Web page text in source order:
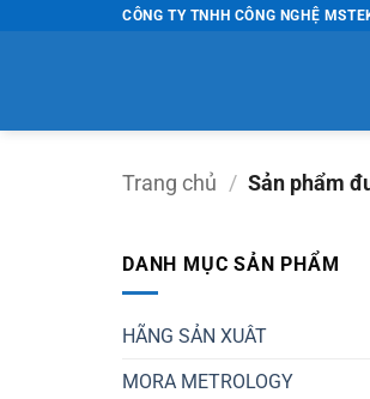
CÔNG TY TNHH CÔNG NGHỆ
Trang chủ / Sản phẩm
DANH MỤC SẢN PHẨM
HÃNG SẢN XUÂT
MORA METROLOGY